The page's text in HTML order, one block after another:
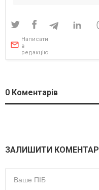
Написати
в
редакцію
0 Коментарів
ЗАЛИШИТИ КОМЕНТАР